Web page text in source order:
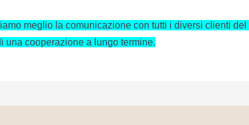
meglio la comunicazione con tutti i diversi clienti del
una cooperazione a lungo termine.